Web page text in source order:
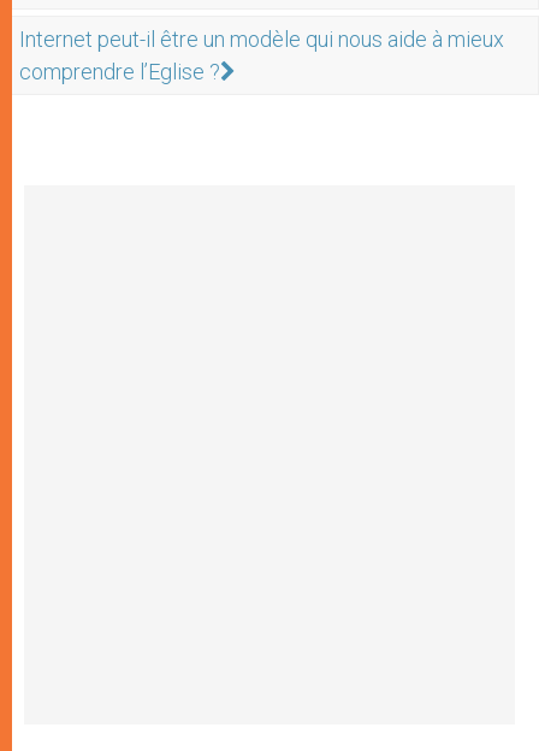
Internet peut-il être un modèle qui nous aide à mieux
comprendre l’Eglise ?